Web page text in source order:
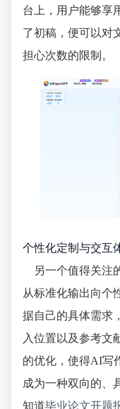
台上，用户能够享
了初稿，便可以对
担心次数的限制。
个性化定制与交互
另一个值得关注
从标准化输出向个
据自己的具体需求
入位置以及参考文
的优化，使得AI写
成为一种双向的、
知道毕业论文开题